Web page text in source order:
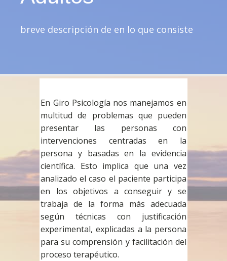
breve descripción de en lo que consiste
En Giro Psicología nos manejamos en
multitud de problemas que pueden
presentar las personas con
intervenciones centradas en la
persona y basadas en la evidencia
científica. Esto implica que una vez
analizado el caso el paciente participa
en los objetivos a conseguir y se
trabaja de la forma más adecuada
según técnicas con justificación
experimental, explicadas a la persona
para su comprensión y facilitación del
proceso terapéutico.